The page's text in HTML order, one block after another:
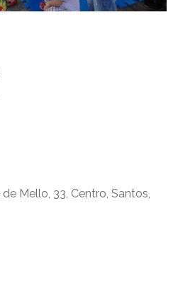
de Mello, 33, Centro, Santos,